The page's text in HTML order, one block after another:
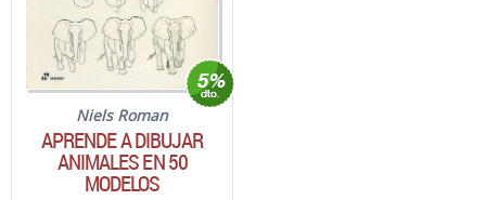
Niels Roman
APRENDE A DIBUJAR
ANIMALES EN 50
MODELOS